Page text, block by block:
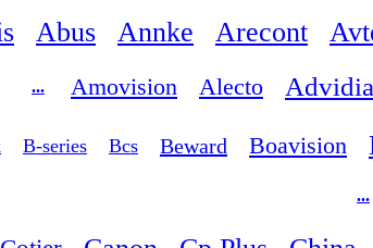
Arecont
Annke
Abus
Advidia
Alecto
Amovision
...
Boavision
Beward
Bcs
B-series
...